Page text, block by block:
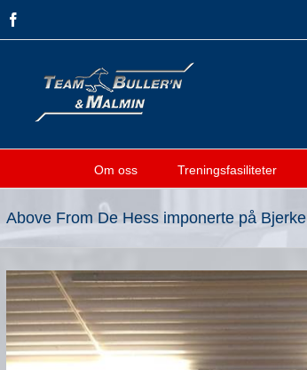
Om oss Treningsfasiliteter
Above From De Hess imponerte på Bjerke